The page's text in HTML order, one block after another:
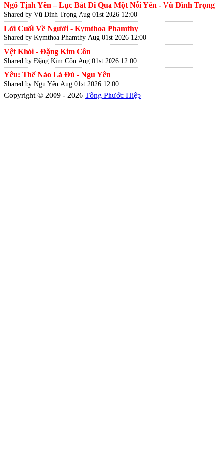
Ngô Tịnh Yên – Lục Bát Đi Qua Một Nỗi Yên - Vũ Đình Trọng
Shared by Vũ Đình Trọng Aug 01st 2026 12:00
Lời Cuối Về Người - Kymthoa Phamthy
Shared by Kymthoa Phamthy Aug 01st 2026 12:00
Vệt Khói - Đặng Kim Côn
Shared by Đặng Kim Côn Aug 01st 2026 12:00
Yêu: Thế Nào Là Đủ - Ngu Yên
Shared by Ngu Yên Aug 01st 2026 12:00
Copyright © 2009 - 2026 Tống Phước Hiệp